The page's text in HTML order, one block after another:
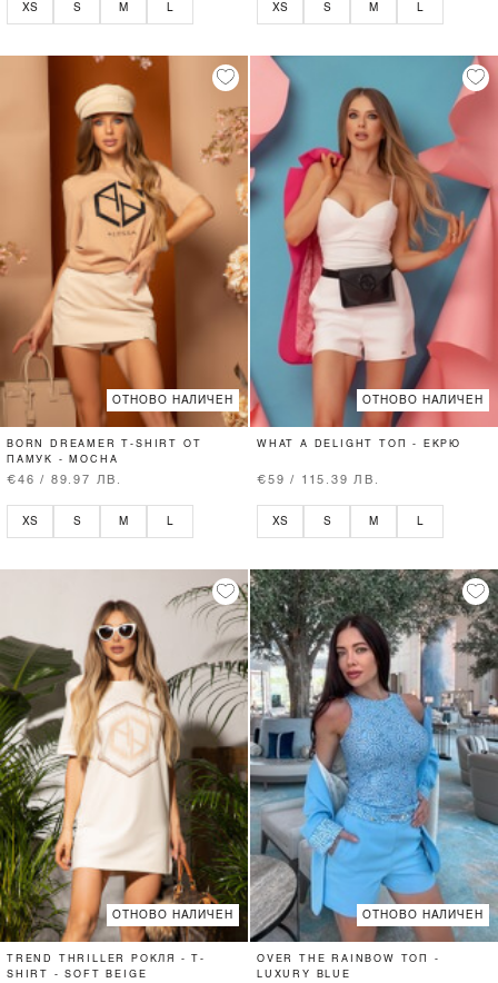
XS S M XS S M
ОТНОВО НАЛИЧЕН
BORN DREAMER T-SHIRT ОТ
ПАМУК - MOCHA
€46 / 89.97 ЛВ.
XS S M L
ОТНОВО НАЛИЧЕН
WHAT A DELIGHT ТОП - ЕКРЮ
€59 / 115.39 ЛВ.
XS S M L
ОТНОВО НАЛИЧЕН
TREND THRILLER РОКЛЯ - T-
SHIRT - SOFT BEIGE
ОТНОВО НАЛИЧЕН
OVER THE RAINBOW ТОП -
LUXURY BLUE